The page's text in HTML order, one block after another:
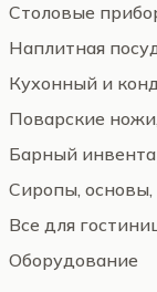
Столовые
Наплитная
Кухонный и
Поварские
Барный
Сиропы,
Все для
Оборудование